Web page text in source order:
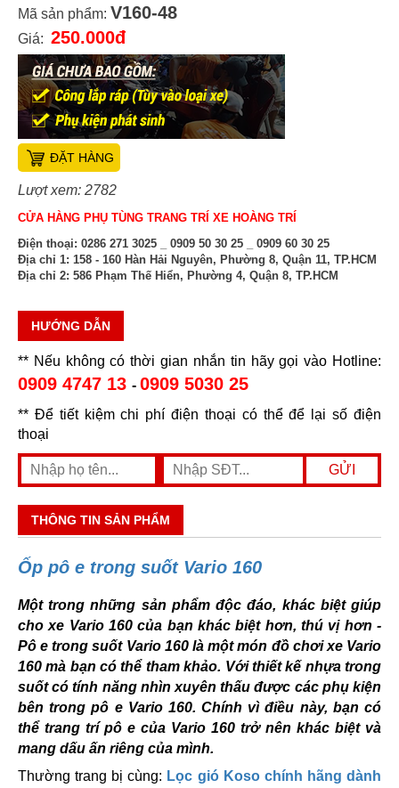
Mã sản phẩm: V160-48
Giá: 250.000đ
ĐẶT HÀNG
Lượt xem: 2782
CỬA HÀNG PHỤ TÙNG TRANG TRÍ XE HOÀNG TRÍ
Điện thoại: 0286 271 3025 _ 0909 50 30 25 _ 0909 60 30 25
Địa chỉ 1: 158 - 160 Hàn Hải Nguyên, Phường 8, Quận 11, TP.HCM
Địa chỉ 2: 586 Phạm Thế Hiển, Phường 4, Quận 8, TP.HCM
HƯỚNG DẪN
** Nếu không có thời gian nhắn tin hãy gọi vào Hotline:
0909 4747 13 - 0909 5030 25
** Để tiết kiệm chi phí điện thoại có thể để lại số điện
thoại
THÔNG TIN SẢN PHẨM
Ốp pô e trong suốt Vario 160
Một trong những sản phẩm độc đáo, khác biệt giúp
cho xe Vario 160 của bạn khác biệt hơn, thú vị hơn -
Pô e trong suốt Vario 160 là một món đồ chơi xe Vario
160 mà bạn có thể tham khảo. Với thiết kế nhựa trong
suốt có tính năng nhìn xuyên thấu được các phụ kiện
bên trong pô e Vario 160. Chính vì điều này, bạn có
thể trang trí pô e của Vario 160 trở nên khác biệt và
mang dấu ấn riêng của mình.
Thường trang bị cùng: Lọc gió Koso chính hãng dành